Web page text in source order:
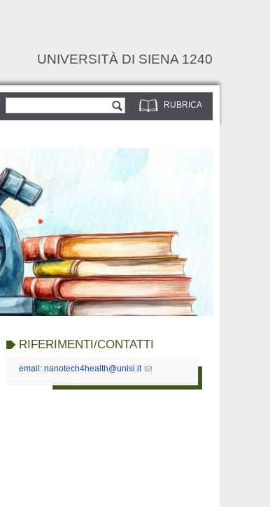
UNIVERSITÀ DI SIENA 1240
RUBRICA
Form di ricerca
RIFERIMENTI/CONTATTI
email: nanotech4health@unisi.it